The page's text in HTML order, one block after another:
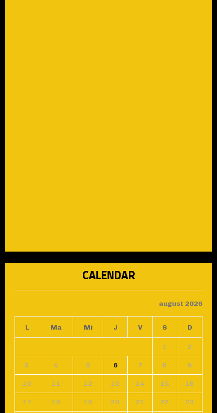
CALENDAR
august 2026
L Ma Mi J V S D
1 2
3 4 5 6 7 8 9
10 11 12 13 14 15 16
17 18 19 20 21 22 23